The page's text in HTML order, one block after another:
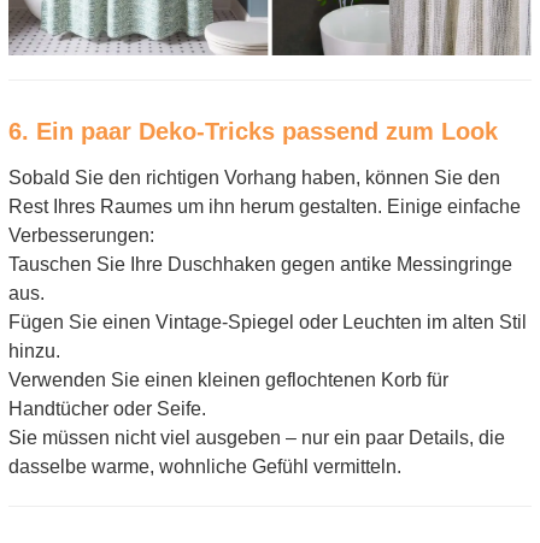
6. Ein paar Deko-Tricks passend zum Look
Sobald Sie den richtigen Vorhang haben, können Sie den
Rest Ihres Raumes um ihn herum gestalten. Einige einfache
Verbesserungen:
Tauschen Sie Ihre Duschhaken gegen antike Messingringe
aus.
Fügen Sie einen Vintage-Spiegel oder Leuchten im alten Stil
hinzu.
Verwenden Sie einen kleinen geflochtenen Korb für
Handtücher oder Seife.
Sie müssen nicht viel ausgeben – nur ein paar Details, die
dasselbe warme, wohnliche Gefühl vermitteln.